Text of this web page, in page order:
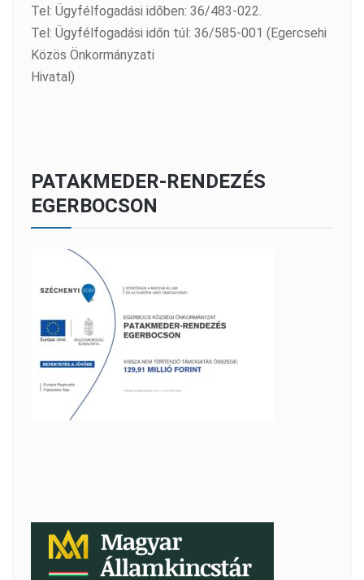
Tel: Ügyfélfogadási időben: 36/483-022.
Tel: Ügyfélfogadási időn túl: 36/585-001 (Egercsehi
Közös Önkormányzati
Hivatal)
PATAKMEDER-RENDEZÉS
EGERBOCSON